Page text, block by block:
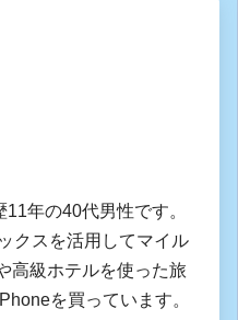
年の40代男性です。
クスを活用してマイル
高級ホテルを使った旅
を買っています。